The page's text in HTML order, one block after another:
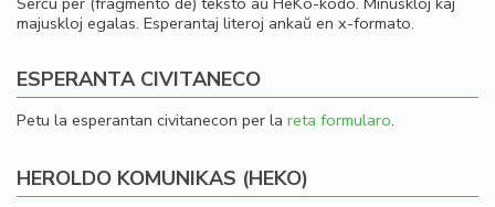
majuskloj egalas. Esperantaj literoj ankaŭ en x-formato.
ESPERANTA CIVITANECO
Petu la esperantan civitanecon per la reta formularo.
HEROLDO KOMUNIKAS (HEKO)